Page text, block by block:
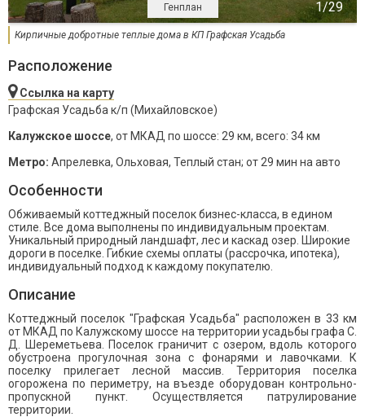
Генплан
Кирпичные добротные теплые дома в КП Графская Усадьба
Расположение
Ссылка на карту
Графская Усадьба к/п (Михайловское)
Калужское шоссе, от МКАД по шоссе: 29 км, всего: 34 км
Метро: Апрелевка, Ольховая, Теплый стан; от 29 мин на авто
Особенности
Обживаемый коттеджный поселок бизнес-класса, в едином
стиле. Все дома выполнены по индивидуальным проектам.
Уникальный природный ландшафт, лес и каскад озер. Широкие
дороги в поселке. Гибкие схемы оплаты (рассрочка, ипотека),
индивидуальный подход к каждому покупателю.
Описание
Коттеджный поселок "Графская Усадьба" расположен в 33 км
от МКАД по Калужскому шоссе на территории усадьбы графа С.
Д. Шереметьева. Поселок граничит с озером, вдоль которого
обустроена прогулочная зона с фонарями и лавочками. К
поселку прилегает лесной массив. Территория поселка
огорожена по периметру, на въезде оборудован контрольно-
пропускной пункт. Осуществляется патрулирование
территории.